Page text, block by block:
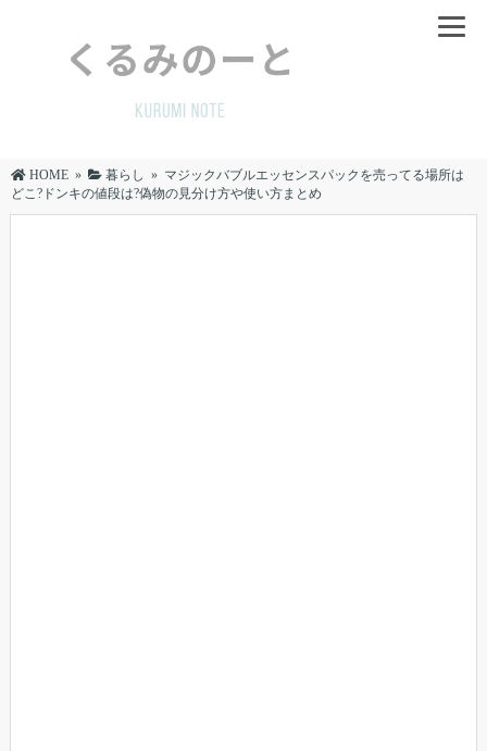
HOME » 暮らし » マジックバブルエッセンスパックを売ってる場所は
どこ?ドンキの値段は?偽物の見分け方や使い方まとめ